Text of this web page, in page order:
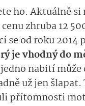
ho. Aktuálně
cenu zhruba 12
se od roku 2014
je vhodný do
nabití
už jen
přítomnosti